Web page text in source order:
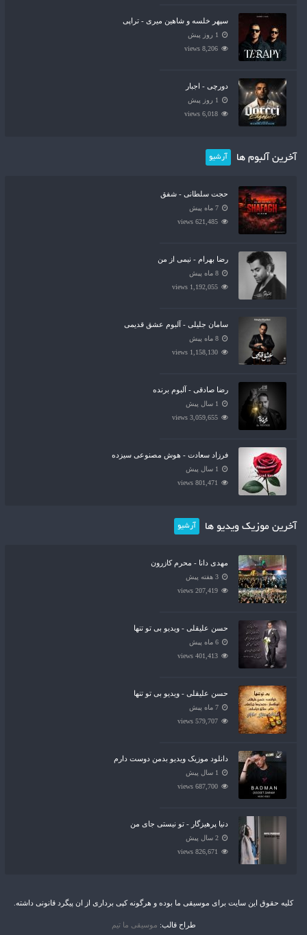
سپهر خلسه و شاهین میری - تراپی
1 روز پیش
8,206 views
دورچی - اجبار
1 روز پیش
6,018 views
آخرین آلبوم ها آرشیو
حجت سلطانی - شفق
7 ماه پیش
621,485 views
رضا بهرام - نیمی از من
8 ماه پیش
1,192,055 views
سامان جلیلی - آلبوم عشق قدیمی
8 ماه پیش
1,158,130 views
رضا صادقی - آلبوم برنده
1 سال پیش
3,059,655 views
فرزاد سعادت - هوش مصنوعی سیزده
1 سال پیش
801,471 views
آخرین موزیک ویدیو ها آرشیو
مهدی دانا - محرم کازرون
3 هفته پیش
207,419 views
حسن علیقلی - ویدیو بی تو تنها
6 ماه پیش
401,413 views
حسن علیقلی - ویدیو بی تو تنها
7 ماه پیش
579,707 views
دانلود موزیک ویدیو بدمن دوست دارم
1 سال پیش
687,700 views
دنیا پرهیزگار - تو نیستی جای من
2 سال پیش
826,671 views
کلیه حقوق این سایت برای موسیقی ما بوده و هرگونه کپی برداری از ان پیگرد قانونی داشته.
طراح قالب: موسیقی ما تیم